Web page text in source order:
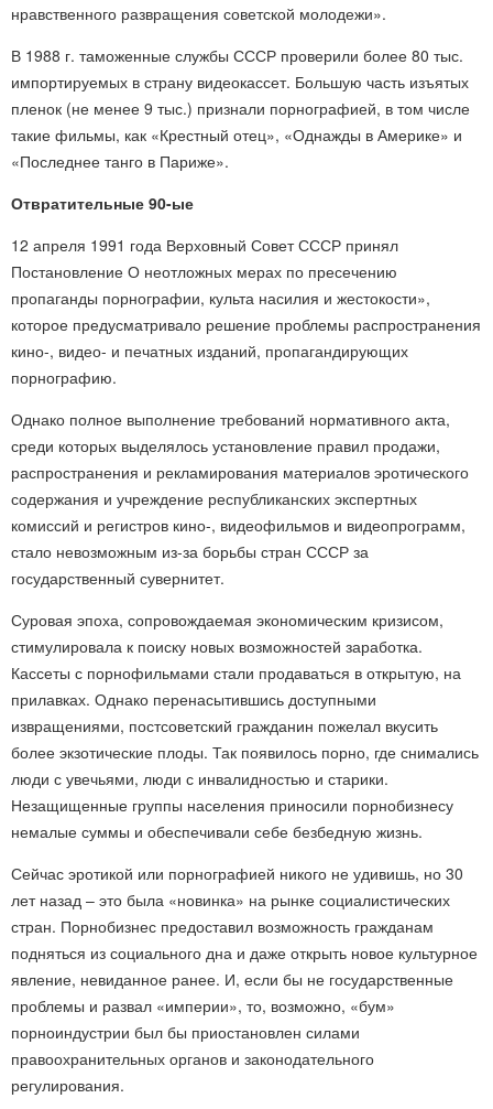
нравственного развращения советской молодежи».
В 1988 г. таможенные службы СССР проверили более 80 тыс.
импортируемых в страну видеокассет. Большую часть изъятых
пленок (не менее 9 тыс.) признали порнографией, в том числе
такие фильмы, как «Крестный отец», «Однажды в Америке» и
«Последнее танго в Париже».
Отвратительные 90-ые
12 апреля 1991 года Верховный Совет СССР принял
Постановление О неотложных мерах по пресечению
пропаганды порнографии, культа насилия и жестокости»,
которое предусматривало решение проблемы распространения
кино-, видео- и печатных изданий, пропагандирующих
порнографию.
Однако полное выполнение требований нормативного акта,
среди которых выделялось установление правил продажи,
распространения и рекламирования материалов эротического
содержания и учреждение республиканских экспертных
комиссий и регистров кино-, видеофильмов и видеопрограмм,
стало невозможным из-за борьбы стран СССР за
государственный сувернитет.
Суровая эпоха, сопровождаемая экономическим кризисом,
стимулировала к поиску новых возможностей заработка.
Кассеты с порнофильмами стали продаваться в открытую, на
прилавках. Однако перенасытившись доступными
извращениями, постсоветский гражданин пожелал вкусить
более экзотические плоды. Так появилось порно, где снимались
люди с увечьями, люди с инвалидностью и старики.
Незащищенные группы населения приносили порнобизнесу
немалые суммы и обеспечивали себе безбедную жизнь.
Сейчас эротикой или порнографией никого не удивишь, но 30
лет назад – это была «новинка» на рынке социалистических
стран. Порнобизнес предоставил возможность гражданам
подняться из социального дна и даже открыть новое культурное
явление, невиданное ранее. И, если бы не государственные
проблемы и развал «империи», то, возможно, «бум»
порноиндустрии был бы приостановлен силами
правоохранительных органов и законодательного
регулирования.